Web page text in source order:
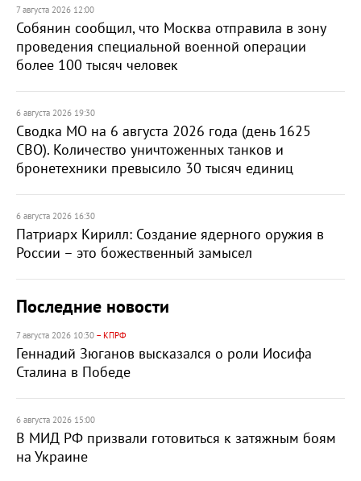
7 августа 2026 12:00
Собянин сообщил, что Москва отправила в зону
проведения специальной военной операции
более 100 тысяч человек
6 августа 2026 19:30
Сводка МО на 6 августа 2026 года (день 1625
СВО). Количество уничтоженных танков и
бронетехники превысило 30 тысяч единиц
6 августа 2026 16:30
Патриарх Кирилл: Создание ядерного оружия в
России – это божественный замысел
Последние новости
7 августа 2026 10:30 – КПРФ
Геннадий Зюганов высказался о роли Иосифа
Сталина в Победе
6 августа 2026 15:00
В МИД РФ призвали готовиться к затяжным боям
на Украине